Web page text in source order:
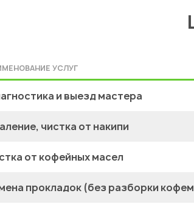
УСЛУГ
и выезд мастера
чистка от накипи
от кофейных масел
прокладок (без разборки